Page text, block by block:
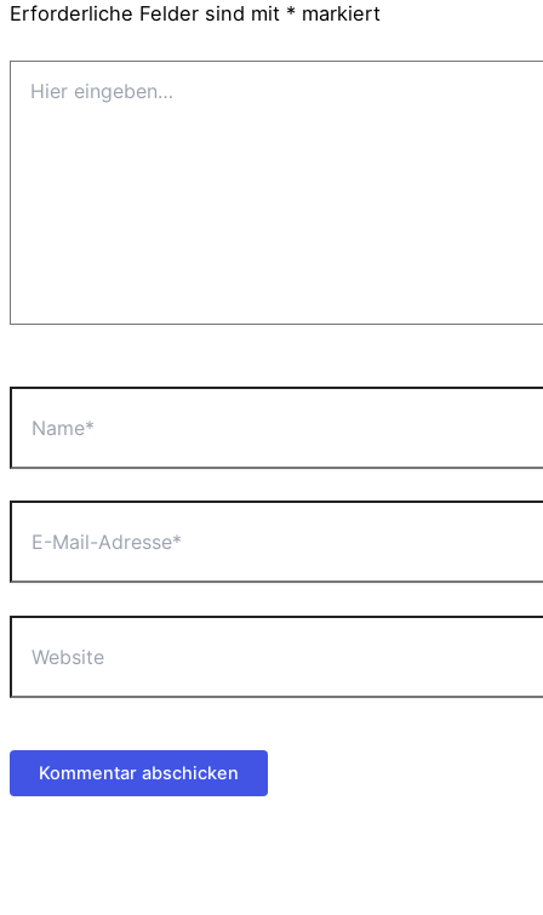
Erforderliche Felder sind mit * markiert
eingeben…
Mail-